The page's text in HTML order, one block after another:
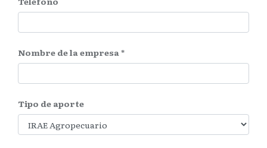
Nombre de la empresa
Tipo de aporte